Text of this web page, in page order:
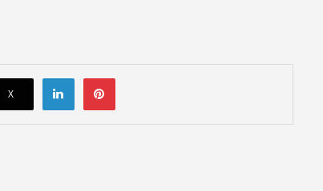
X
LinkedInPinterest
तेज हवा, पूरे हफ्ते जारी रहेगा वर्षा का दौर
58 वर्ष से अधिक आयु के दिव्यांग कर्मचारियों की
सेवाएं की जाएंगी समाप्त, वित्त विभाग ने जारी